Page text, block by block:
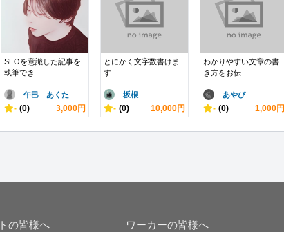
SEOを意識した記事を
執筆でき...
午巳 あくた
- (0) 3,000円
とにかく文字数書けま
す
坂根
- (0) 10,000円
わかりやすい文章の書
き方をお伝...
あやぴ
- (0) 1,000円
の皆様へ ワーカーの皆様へ